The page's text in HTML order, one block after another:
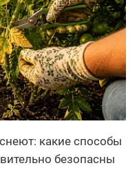
какие способы
безопасны